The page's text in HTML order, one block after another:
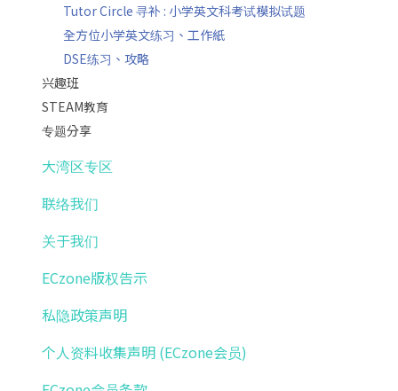
Tutor Circle 寻补 : 小学英文科考试模拟试题
全方位小学英文练习、工作紙
DSE练习、攻略
兴趣班
STEAM教育
专题分享
大湾区专区
联络我们
关于我们
ECzone版权告示
私隐政策声明
个人资料收集声明 (ECzone会员)